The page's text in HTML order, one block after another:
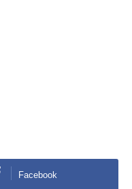
Facebook